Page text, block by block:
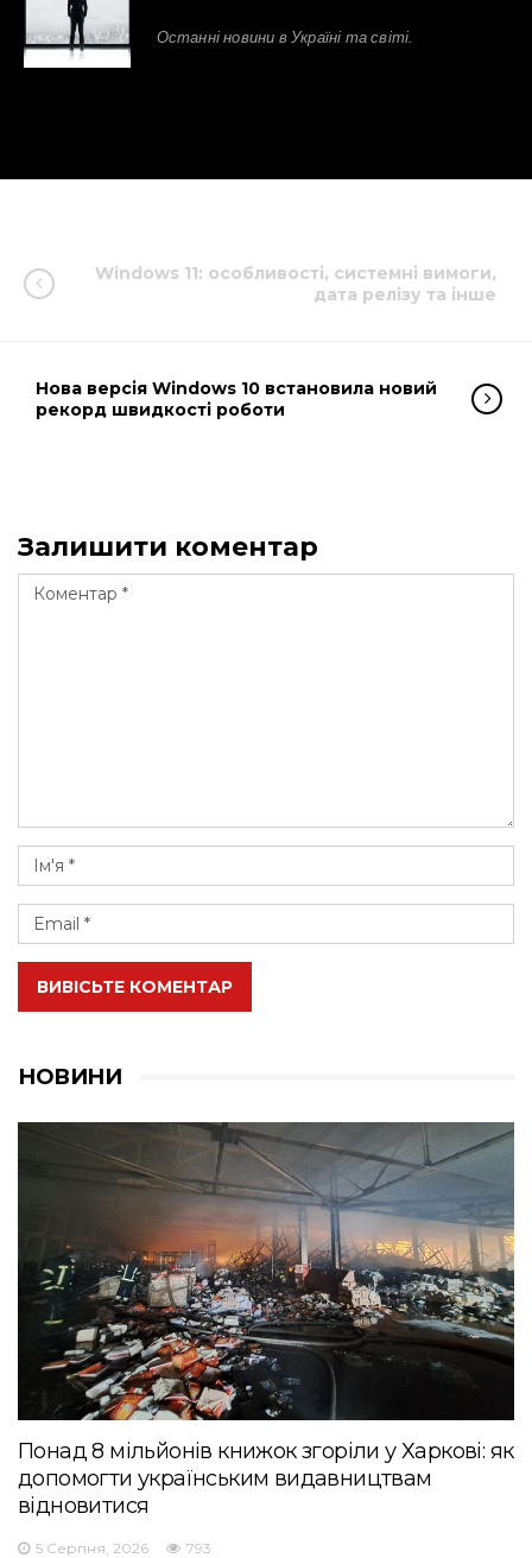
Останні новини в Україні та світі.
Windows 11: особливості, системні вимоги,
дата релізу та інше
Нова версія Windows 10 встановила новий
рекорд швидкості роботи
Залишити коментар
ВИВІСЬТЕ КОМЕНТАР
НОВИНИ
Понад 8 мільйонів книжок згоріли у Харкові: як
допомогти українським видавництвам
відновитися
5 Серпня, 2026 793